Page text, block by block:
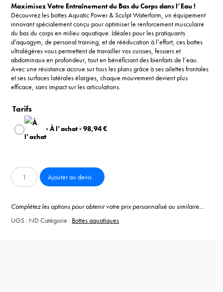
Maximisez Votre Entraînement du Bas du Corps dans l’Eau !
Découvrez les bottes Aquatic Power & Sculpt Waterform, un équipement
innovant spécialement conçu pour optimiser le renforcement musculaire
du bas du corps en milieu aquatique. Idéales pour les pratiquants
d’aquagym, de personal training, et de rééducation à l’effort, ces bottes
ultralégères vous permettent de travailler vos cuisses, fessiers et
abdominaux en profondeur, tout en bénéficiant des bienfaits de l’eau.
Avec une résistance accrue sur tous les plans grâce à ses ailettes frontales
et ses surfaces latérales élargies, chaque mouvement devient plus
efficace, sans impact sur les articulations.
Tarifs
-À l’achat-98,94€
quantité
de
de
aquatique
Ajouter au devis
Complétez les options pour obtenir votre prix personnalisé ou similaire...
UGS : ND Catégorie : Bottes aquatiques